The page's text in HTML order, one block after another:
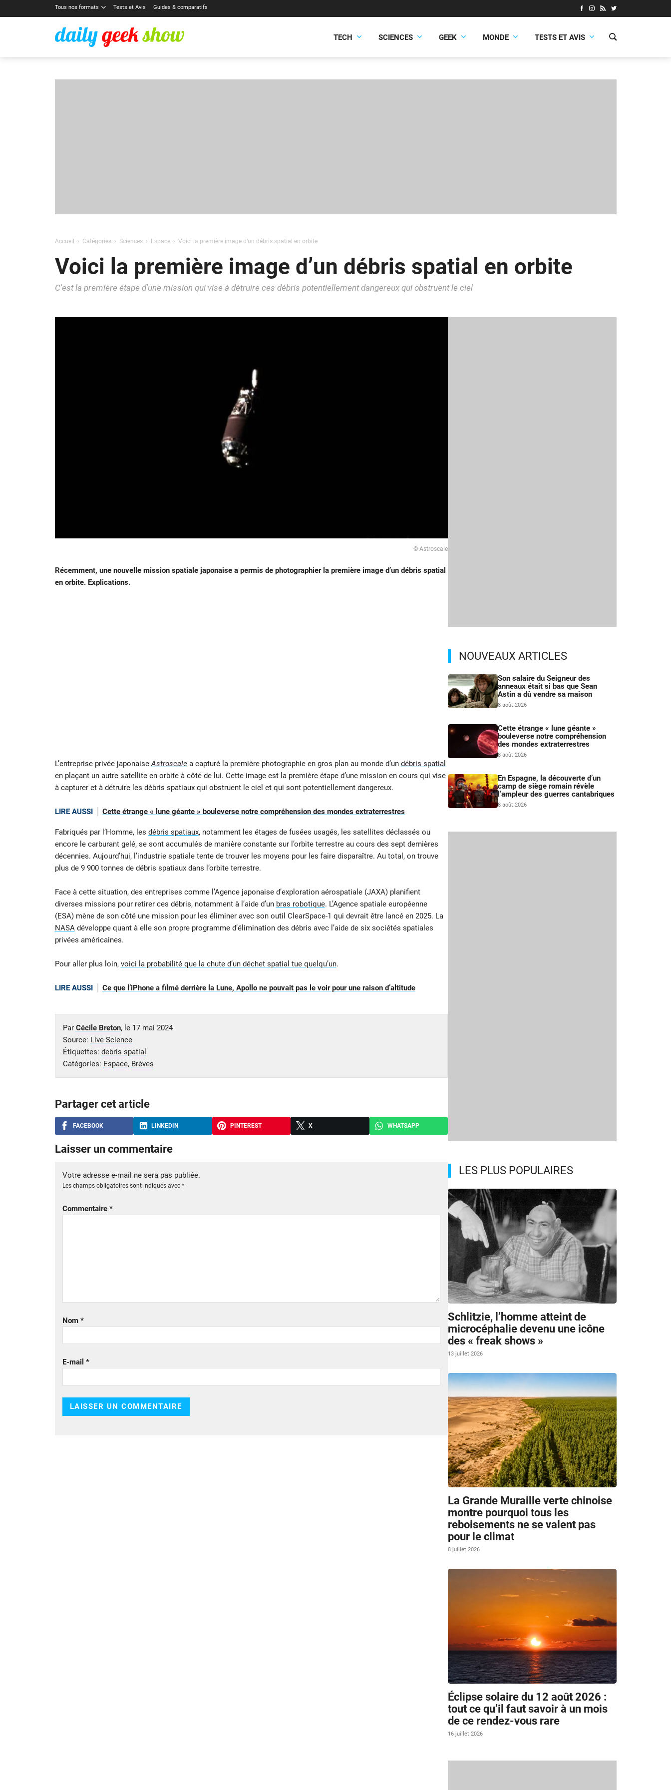
Tous nos formats Tests et Avis Guides & comparatifs
TECH SCIENCES GEEK MONDE TESTS ET AVIS
Accueil Catégories Sciences Espace Voici la première image d’un débris spatial en orbite
Voici la première image d’un débris spatial en orbite
C'est la première étape d'une mission qui vise à détruire ces débris potentiellement dangereux qui obstruent le ciel
© Astroscale
Récemment, une nouvelle mission spatiale japonaise a permis de photographier la première image d’un débris spatial
en orbite. Explications.
L’entreprise privée japonaiseAstroscalea capturé la première photographie en gros plan au monde d’un débris spatial
en plaçant un autre satellite en orbite à côté de lui. Cette image est la première étape d’une mission en cours qui vise
à capturer et à détruire les débris spatiaux qui obstruent le ciel et qui sont potentiellement dangereux.
LIRE AUSSI Cette étrange « lune géante » bouleverse notre compréhension des mondes extraterrestres
Fabriqués par l’Homme, les débris spatiaux, notamment les étages de fusées usagés, les satellites déclassés ou
encore le carburant gelé, se sont accumulés de manière constante sur l’orbite terrestre au cours des sept dernières
décennies. Aujourd’hui, l’industrie spatiale tente de trouver les moyens pour les faire disparaître. Au total, on trouve
plus de 9 900 tonnes de débris spatiaux dans l’orbite terrestre.
Face à cette situation, des entreprises comme l’Agence japonaise d’exploration aérospatiale (JAXA) planifient
diverses missions pour retirer ces débris, notamment à l’aide d’un bras robotique. L’Agence spatiale européenne
(ESA) mène de son côté une mission pour les éliminer avec son outil ClearSpace-1 qui devrait être lancé en 2025. La
NASAdéveloppe quant à elle son propre programme d’élimination des débris avec l’aide de six sociétés spatiales
privées américaines.
Pour aller plus loin, voici la probabilité que la chute d’un déchet spatial tue quelqu’un.
LIRE AUSSI Ce que l’iPhone a filmé derrière la Lune, Apollo ne pouvait pas le voir pour une raison d’altitude
Par Cécile Breton, le 17 mai 2024
Source: Live Science
Étiquettes: debris spatial
Catégories: Espace, Brèves
Partager cet article
FACEBOOK LINKEDIN PINTEREST X WHATSAPP
Laisser un commentaire
Votre adresse e-mail ne sera pas publiée.
Les champs obligatoires sont indiqués avec *
Commentaire *
Nom *
E-mail *
NOUVEAUX ARTICLES
Son salaire du Seigneur des
anneaux était si bas que Sean
Astin a dû vendre sa maison
8 août 2026
Cette étrange « lune géante »
bouleverse notre compréhension
des mondes extraterrestres
8 août 2026
En Espagne, la découverte d’un
camp de siège romain révèle
l’ampleur des guerres cantabriques
8 août 2026
LES PLUS POPULAIRES
Schlitzie, l’homme atteint de
microcéphalie devenu une icône
des « freak shows »
13 juillet 2026
La Grande Muraille verte chinoise
montre pourquoi tous les
reboisements ne se valent pas
pour le climat
8 juillet 2026
Éclipse solaire du 12 août 2026 :
tout ce qu’il faut savoir à un mois
de ce rendez-vous rare
16 juillet 2026